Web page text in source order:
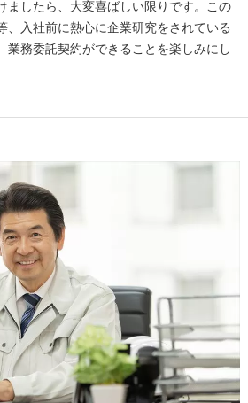
ましたら、大変喜ばしい限りです。この
、入社前に熱心に企業研究をされている
業務委託契約ができることを楽しみにし